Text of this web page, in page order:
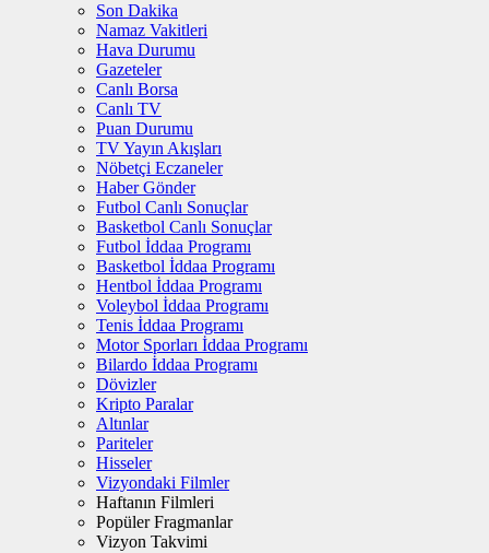
Son Dakika
Namaz Vakitleri
Hava Durumu
Gazeteler
Canlı Borsa
Canlı TV
Puan Durumu
TV Yayın Akışları
Nöbetçi Eczaneler
Haber Gönder
Futbol Canlı Sonuçlar
Basketbol Canlı Sonuçlar
Futbol İddaa Programı
Basketbol İddaa Programı
Hentbol İddaa Programı
Voleybol İddaa Programı
Tenis İddaa Programı
Motor Sporları İddaa Programı
Bilardo İddaa Programı
Dövizler
Kripto Paralar
Altınlar
Pariteler
Hisseler
Vizyondaki Filmler
Haftanın Filmleri
Popüler Fragmanlar
Vizyon Takvimi